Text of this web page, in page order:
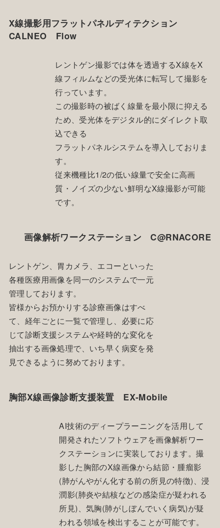
X線撮影用フラットパネルディテクション
CALNEO Flow
レントゲン撮影では体を透過するX線をX
線フィルムなどの受光体に転写して撮影を
行っています。
この撮影時の被ばく線量を最小限に抑える
ため、受光体をデジタル的にダイレクト取
込できる
フラットパネルシステムを導入しておりま
す。
従来機種比1/2の低い線量で安全に高画
質・ノイズの少ない鮮明なX線撮影が可能
です。
画像解析ワークステーション C@RNACORE
レントゲン、胃カメラ、エコーといった
各種医療用画像を同一のシステムで一元
管理しております。
皆様からお預かりする診療画像はすべ
て、経年ごとに一覧で管理し、必要に応
じて診断支援システムや経時的な変化を
抽出する画像処理で、いち早く病変を発
見できるように努めております。
胸部X線画像診断支援装置 EX-Mobile
AI技術のディープラーニングを活用して
開発されたソフトウェアを画像解析ワー
クステーションに実装しております。撮
影した胸部のX線画像から結節・腫瘤影
(肺がんやがん化する前の所見の特徴)、浸
潤影(肺炎や結核などの感染症が疑われる
所見)、気胸(肺がしぼんでいく病気)が疑
われる領域を検出することが可能です。